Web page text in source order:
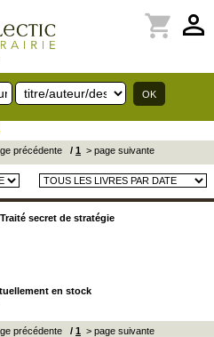
perm_identity
shopping_cart
précédente / 1 > page suivante
secret de stratégie
en stock
précédente / 1 > page suivante